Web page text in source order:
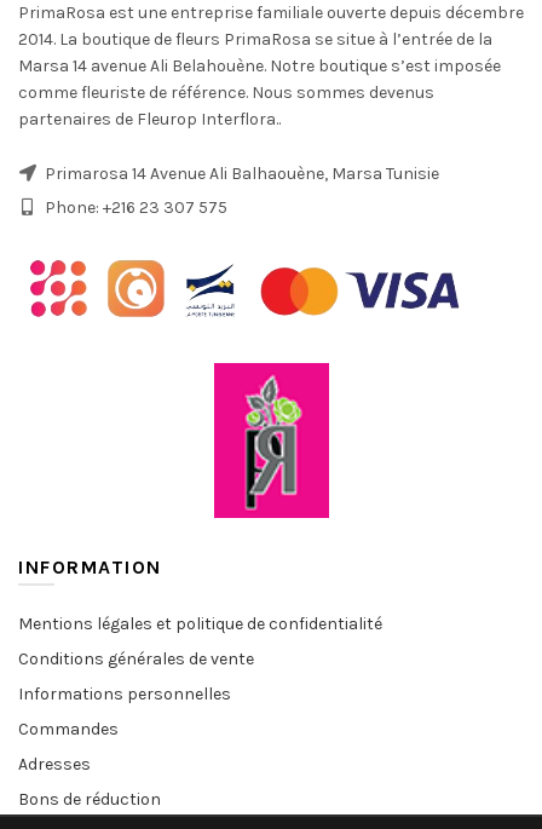
PrimaRosa est une entreprise familiale ouverte depuis décembre
2014. La boutique de fleurs PrimaRosa se situe à l’entrée de la
Marsa 14 avenue Ali Belahouène. Notre boutique s’est imposée
comme fleuriste de référence. Nous sommes devenus
partenaires de Fleurop Interflora..
Primarosa 14 Avenue Ali Balhaouène, Marsa Tunisie
Phone: +216 23 307 575
INFORMATION
Mentions légales et politique de confidentialité
Conditions générales de vente
Informations personnelles
Commandes
Adresses
Bons de réduction